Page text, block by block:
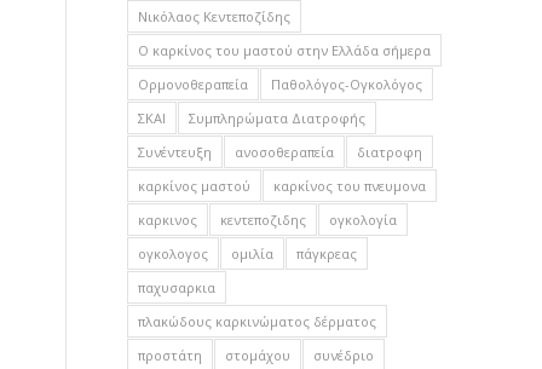
Νικόλαος Κεντεποζίδης
Ο καρκίνος του μαστού στην Ελλάδα σήμερα
Ορμονοθεραπεία
Παθολόγος-Ογκολόγος
ΣΚΑΙ
Συμπληρώματα Διατροφής
Συνέντευξη
ανοσοθεραπεία
διατροφη
καρκίνος μαστού
καρκίνος του πνευμονα
καρκινος
κεντεποζιδης
ογκολογία
ογκολογος
ομιλία
πάγκρεας
παχυσαρκια
πλακώδους καρκινώματος δέρματος
προστάτη
στομάχου συνέδριο